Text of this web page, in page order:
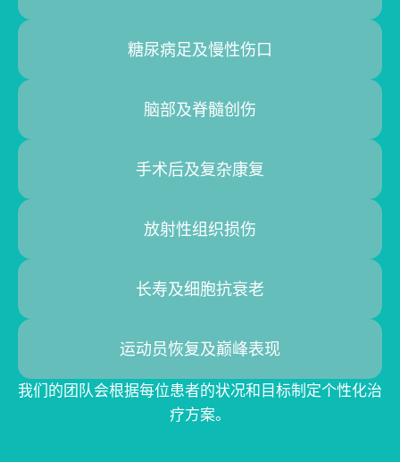
糖尿病足及慢性伤口
脑部及脊髓创伤
手术后及复杂康复
放射性组织损伤
长寿及细胞抗衰老
运动员恢复及巅峰表现
我们的团队会根据每位患者的状况和目标制定个性化治
疗方案。